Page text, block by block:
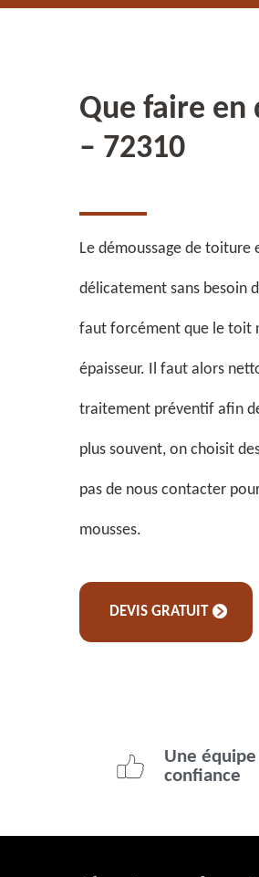
Que faire en
– 72310
Le démoussage de
délicatement sans besoin
faut forcément que le toit
épaisseur. Il faut alors
traitement préventif afin
plus souvent, on choisit
pas de nous contacter
mousses.
DEVIS GRATUIT
Une équipe
confiance